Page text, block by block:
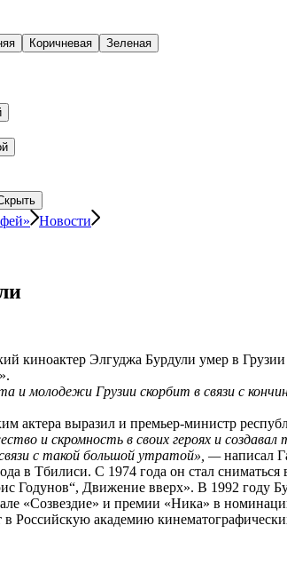
Коричневая Зеленая
Новости
киноактер Элгуджа Бурдули умер в
и молодежи Грузии скорбит в связи с
актера выразил и премьер-министр
и скромность в своих героях и
с такой большой утратой», —написал
в Тбилиси. С 1974 года он стал
Годунов“, Движение вверх». В 1992
«Созвездие» и премии «Ника» в
Российскую академию